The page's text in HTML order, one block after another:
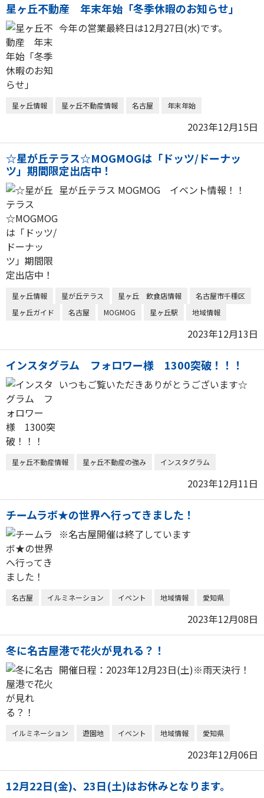
星ヶ丘不動産 年末年始「冬季休暇のお知らせ」
今年の営業最終日は12月27日(水)です。
星ヶ丘情報 星ヶ丘不動産情報 名古屋 年末年始
2023年12月15日
☆星が丘テラス☆MOGMOGは「ドッツ/ドーナッ
ツ」期間限定出店中！
星が丘テラス MOGMOG イベント情報！！
星ヶ丘情報 星が丘テラス 星ヶ丘 飲食店情報
名古屋市千種区
星ヶ丘ガイド
名古屋 MOGMOG 星ヶ丘駅 地域情報
2023年12月13日
インスタグラム フォロワー様 1300突破！！！
いつもご覧いただきありがとうございます☆
星ヶ丘不動産情報 星ヶ丘不動産の強み インスタグラム
2023年12月11日
チームラボ★の世界へ行ってきました！
※名古屋開催は終了しています
名古屋 イルミネーション イベント 地域情報 愛知県
2023年12月08日
冬に名古屋港で花火が見れる？！
開催日程：2023年12月23日(土)※雨天決行！
イルミネーション 遊園地 イベント 地域情報 愛知県
2023年12月06日
12月22日(金)、23日(土)はお休みとなります。